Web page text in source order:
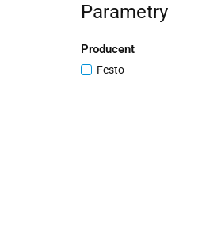
Parametry
Producent
Festo